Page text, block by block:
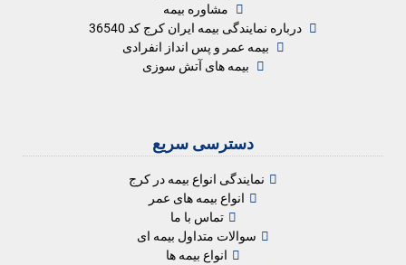
مشاوره بیمه
درباره نمایندگی بیمه ایران کرج کد 36540
بیمه عمر و پس انداز انفرادی
بیمه های آتش سوزی
دسترسی سریع
نمایندگی انواع بیمه در کرج
انواع بیمه های عمر
تماس با ما
سوالات متداول بیمه ای
انواع بیمه ها